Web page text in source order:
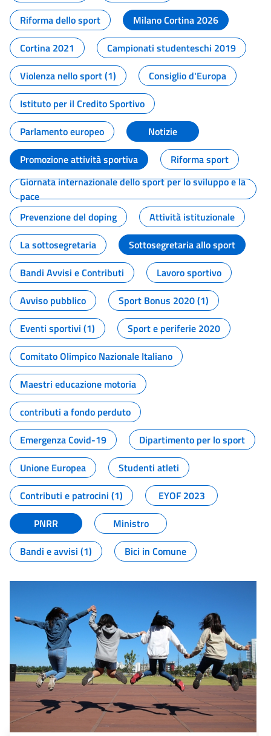
Riforma dello sport
Milano Cortina 2026
Cortina 2021
Campionati studenteschi 2019
Violenza nello sport (1)
Consiglio d'Europa
Istituto per il Credito Sportivo
Parlamento europeo
Notizie
Promozione attività sportiva
Riforma sport
Giornata internazionale dello sport per lo sviluppo e la
pace
Prevenzione del doping
Attività istituzionale
La sottosegretaria
Sottosegretaria allo sport
Bandi Avvisi e Contributi
Lavoro sportivo
Avviso pubblico
Sport Bonus 2020 (1)
Eventi sportivi (1)
Sport e periferie 2020
Comitato Olimpico Nazionale Italiano
Maestri educazione motoria
contributi a fondo perduto
Emergenza Covid-19
Dipartimento per lo sport
Unione Europea
Studenti atleti
Contributi e patrocini (1)
EYOF 2023
PNRR
Ministro
Bandi e avvisi (1)
Bici in Comune